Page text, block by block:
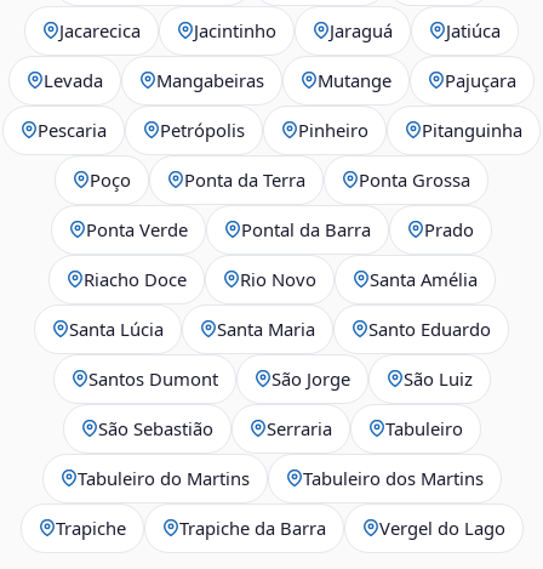
Jacarecica Jacintinho Jaraguá Jatiúca
Levada Mangabeiras Mutange Pajuçara
Pescaria Petrópolis Pinheiro Pitanguinha
Poço Ponta da Terra Ponta Grossa
Ponta Verde Pontal da Barra Prado
Riacho Doce Rio Novo Santa Amélia
Santa Lúcia Santa Maria Santo Eduardo
Santos Dumont São Jorge São Luiz
São Sebastião Serraria Tabuleiro
Tabuleiro do Martins Tabuleiro dos Martins
Trapiche Trapiche da Barra Vergel do Lago